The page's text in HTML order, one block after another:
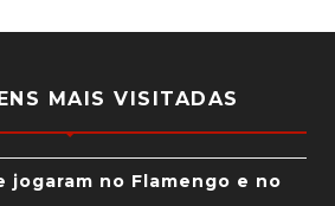
MAIS VISITADAS
jogaram no Flamengo e no